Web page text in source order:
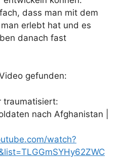
dass man mit dem
erlebt hat und es
danach fast
gefunden:
traumatisiert:
nach Afghanistan |
watch?